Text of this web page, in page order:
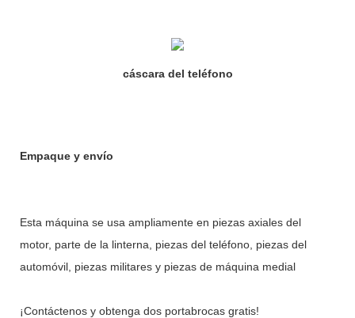
cáscara del teléfono
Empaque y envío
Esta máquina se usa ampliamente en piezas axiales del
motor, parte de la linterna, piezas del teléfono, piezas del
automóvil, piezas militares y piezas de máquina medial
¡Contáctenos y obtenga dos portabrocas gratis!